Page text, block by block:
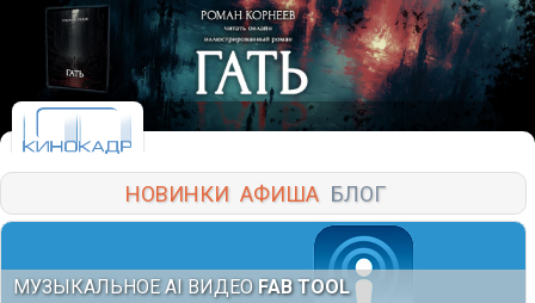
НОВИНКИ АФИША БЛОГ
МУЗЫКАЛЬНОЕ AI ВИДЕО FAB TOOL